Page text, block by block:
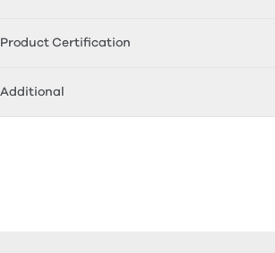
Product Certification
Additional